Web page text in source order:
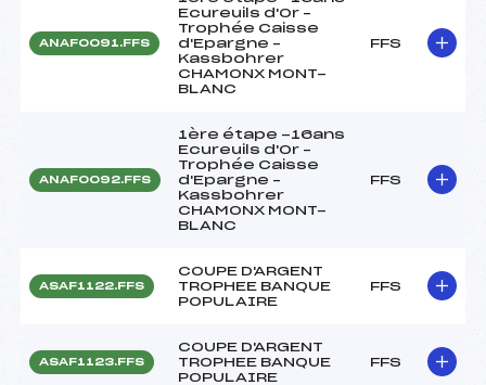
ANAF0091.FFS
Ecureuils d'Or –
Trophée Caisse
d'Epargne –
Kassbohrer
CHAMONX MONT-
BLANC
FFS
ANAF0092.FFS
1ère étape -16ans
Ecureuils d'Or –
Trophée Caisse
d'Epargne –
Kassbohrer
CHAMONX MONT-
BLANC
FFS
ASAF1122.FFS
COUPE D'ARGENT
TROPHEE BANQUE
POPULAIRE
FFS
ASAF1123.FFS
COUPE D'ARGENT
TROPHEE BANQUE
POPULAIRE
FFS